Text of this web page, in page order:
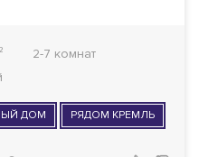
2-7 комнат
ДОМ РЯДОМ КРЕМЛЬ